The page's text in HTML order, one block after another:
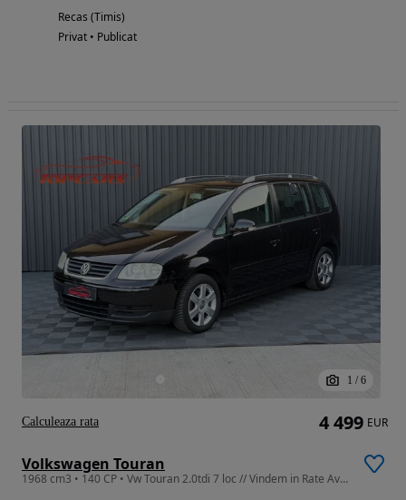
Recas (Timis)
Privat • Publicat
1 / 6
Volkswagen Touran
1968 cm3 • 140 CP • Vw Touran 2.0tdi 7 loc // Vindem in Rate Avans Zero cu Buletinul //
4 499 EUR
Calculeaza rata